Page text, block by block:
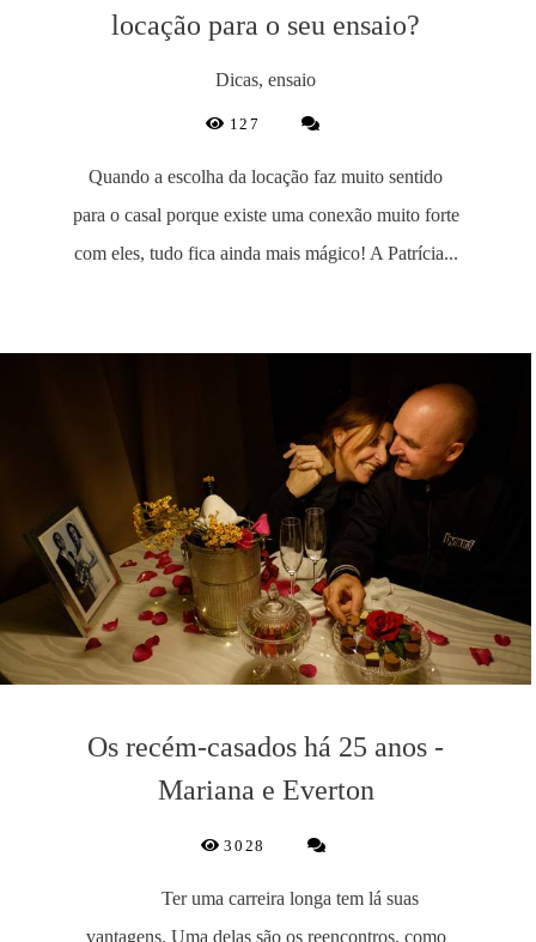
locação para o seu ensaio?
Dicas, ensaio
127
Quando a escolha da locação faz muito sentido
para o casal porque existe uma conexão muito forte
com eles, tudo fica ainda mais mágico! A Patrícia...
Os recém-casados há 25 anos -
Mariana e Everton
3028
Ter uma carreira longa tem lá suas
vantagens. Uma delas são os reencontros, como